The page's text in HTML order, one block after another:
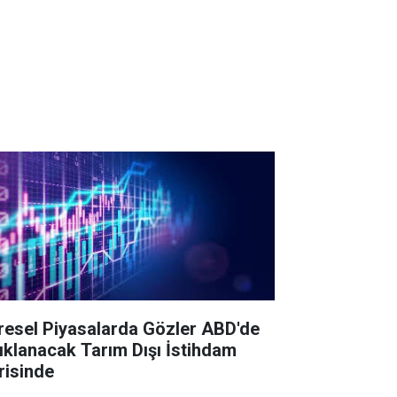
Piyasalarda Gözler ABD'de
Tarım Dışı İstihdam